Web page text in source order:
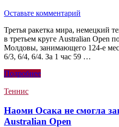
Оставьте комментарий
Третья ракетка мира, немецкий
в третьем круге Australian Open
Молдовы, занимающего 124-е
6/3, 6/4, 6/4. За 1 час 59 …
Подробнее
Теннис
Наоми Осака не смогла
Australian Open